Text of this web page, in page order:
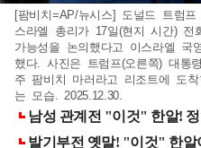
[팜비치=AP/뉴시스] 도널드 트럼
스라엘 총리가 17일(현지 시간)
가능성을 논의했다고 이스라엘 국
했다. 사진은 트럼프(오른쪽) 대통
주 팜비치 마러라고 리조트에 도
는 모습. 2025.12.30.